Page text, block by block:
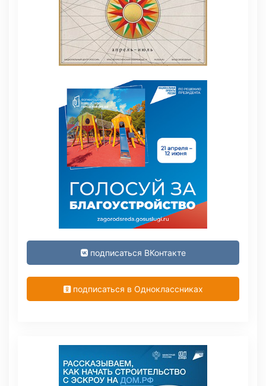
подписаться ВКонтакте
подписаться в Одноклассниках